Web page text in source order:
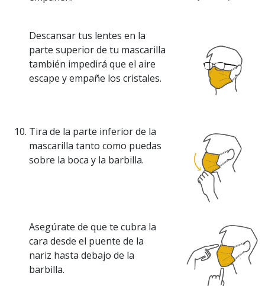
Descansar tus lentes en la
parte superior de tu mascarilla
también impedirá que el aire
escape y empañe los cristales.
Tira de la parte inferior de la
mascarilla tanto como puedas
sobre la boca y la barbilla.
Asegúrate de que te cubra la
cara desde el puente de la
nariz hasta debajo de la
barbilla.